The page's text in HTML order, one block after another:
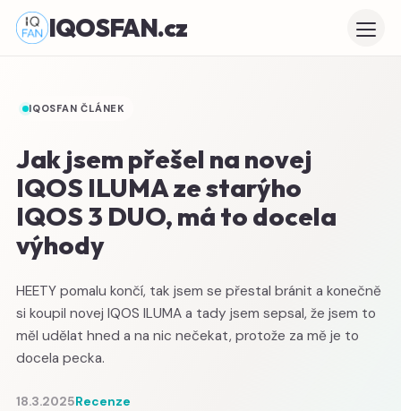
IQOSFAN.cz
IQOSFAN ČLÁNEK
Jak jsem přešel na novej
IQOS ILUMA ze starýho
IQOS 3 DUO, má to docela
výhody
HEETY pomalu končí, tak jsem se přestal bránit a konečně
si koupil novej IQOS ILUMA a tady jsem sepsal, že jsem to
měl udělat hned a na nic nečekat, protože za mě je to
docela pecka.
18.3.2025Recenze